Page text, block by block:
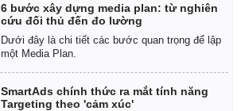
6 bước xây dựng media plan: từ nghiên
cứu đối thủ đến đo lường
Dưới đây là chi tiết các bước quan trọng để lập
một Media Plan.
SmartAds chính thức ra mắt tính năng
Targeting theo 'cảm xúc'